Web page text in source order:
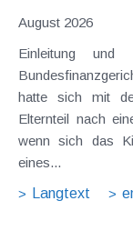
August 2026
Einleitung und
hatte sich mit
Elternteil nach
wenn sich das
eines...
Langtext